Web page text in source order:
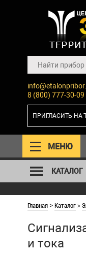
8 (800) 777-30-09
ПРИГЛАСИТЬ НА
МЕНЮ
КАТАЛОГ
Главная >Каталог>
и тока